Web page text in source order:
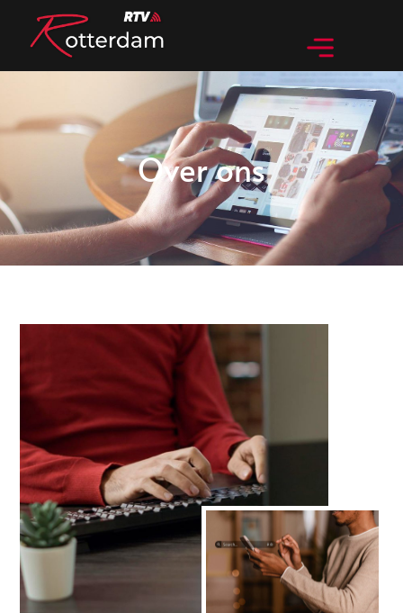
Over ons